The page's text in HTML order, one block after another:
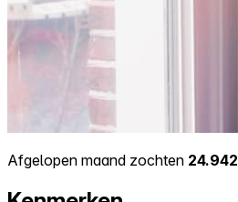
Afgelopen maand zochten 24.942